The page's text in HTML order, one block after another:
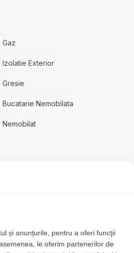
Gaz
Izolatie Exterior
Gresie
Bucatarie Nemobilata
Nemobilat
și anunțurile, pentru a oferi funcţii
le oferim partenerilor de